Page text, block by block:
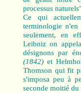
processus
Ce qui
terminologie
seulement, en
Leibniz on
désignons par
(1842)et
Thomson qui fit
s'imposa peu à
seconde moitié